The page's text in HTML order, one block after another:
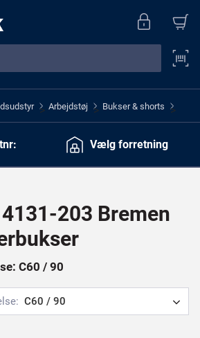
> Arbejdstøj > Bukser & shorts >
Vælg forretning
203 Bremen
C60 / 90
C60 / 90